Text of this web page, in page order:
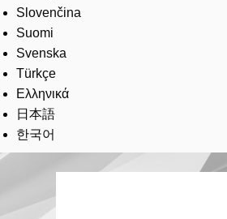
Slovenčina
Suomi
Svenska
Türkçe
Ελληνικά
日本語
한국어